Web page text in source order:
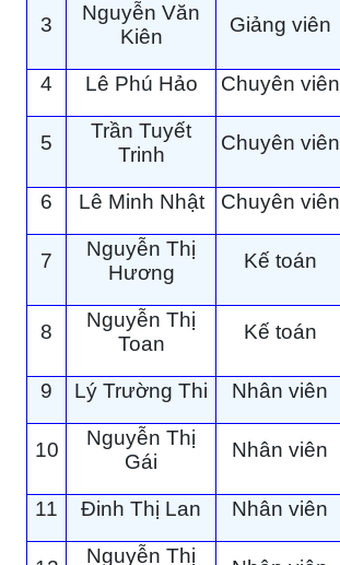
3
Nguyễn Văn
Kiên
Giảng viên
4 Lê Phú Hảo Chuyên viên
5
Trần Tuyết
Trinh
Chuyên viên
6 Lê Minh Nhật Chuyên viên
7
Nguyễn Thị
Hương
Kế toán
8
Nguyễn Thị
Toan
Kế toán
9 Lý Trường Thi Nhân viên
10
Nguyễn Thị
Gái
Nhân viên
11 Đinh Thị Lan Nhân viên
Nguyễn Thị